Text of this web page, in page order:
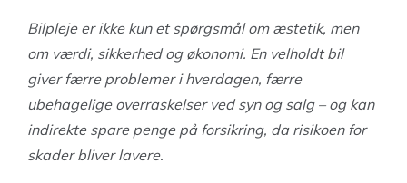
Bilpleje er ikke kun et spørgsmål om æstetik, men
om værdi, sikkerhed og økonomi. En velholdt bil
giver færre problemer i hverdagen, færre
ubehagelige overraskelser ved syn og salg – og kan
indirekte spare penge på forsikring, da risikoen for
skader bliver lavere.